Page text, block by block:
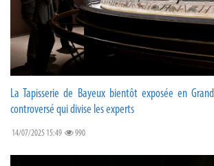
La Tapisserie de Bayeux bientôt exposée en
controversé qui divise les experts
14/07/2025 15:49 990